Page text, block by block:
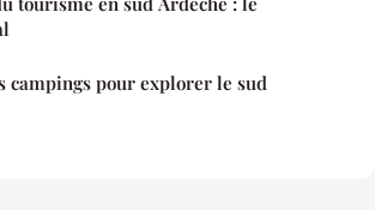
campings pour explorer le sud